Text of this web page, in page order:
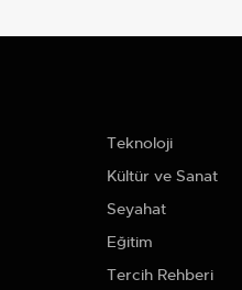
Teknoloji
Kültür ve Sanat
Seyahat
Eğitim
Tercih Rehberi